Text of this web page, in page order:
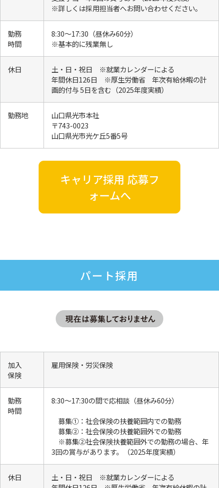
※詳しくは採用担当者へお問い合わせください。
勤務
時間
8:30～17:30（昼休み60分）
※基本的に残業無し
休日
土・日・祝日 ※就業カレンダーによる
年間休日126日 ※厚生労働省 年次有給休暇の計
画的付与 5日を含む（2025年度実績）
勤務地
山口県光市本社
〒743-0023
山口県光市光ケ丘5番5号
キャリア採用 応募フ
ォームへ
パート採用
加入
保険
雇用保険・労災保険
勤務
時間
8:30～17:30の間で応相談（昼休み60分）
募集①：社会保険の扶養範囲内での勤務
募集②：社会保険の扶養範囲外での勤務
※募集②社会保険扶養範囲外での勤務の場合、年
3回の賞与があります。（2025年度実績）
休日
土・日・祝日 ※就業カレンダーによる